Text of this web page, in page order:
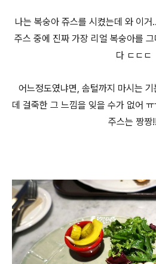
나는 복숭아 쥬스를 시켰는데 와 이
주스 중에 진짜 가장 리얼 복숭아를
다 ㄷㄷㄷ
어느정도였냐면, 솜털까지 마시는
데 걸죽한 그 느낌을 잊을 수가 없어
주스는 짱짱